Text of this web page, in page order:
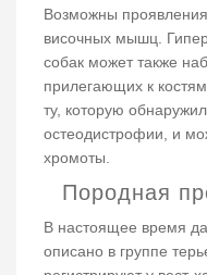
Возможны
височных мышц.
собак может также
прилегающих к
ту, которую
остеодистрофии, и
хромоты.
Породная
В настоящее время
описано в группе